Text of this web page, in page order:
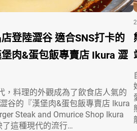
登陸澀谷 適合SNS打卡的
肉&蛋包飯專賣店 Ikura 澀
，料理的外觀成為了飲食店人氣的
谷的『漢堡肉&蛋包飯專賣店 Ikura
Steak and Omurice Shop Ikura
這種現代的流行…